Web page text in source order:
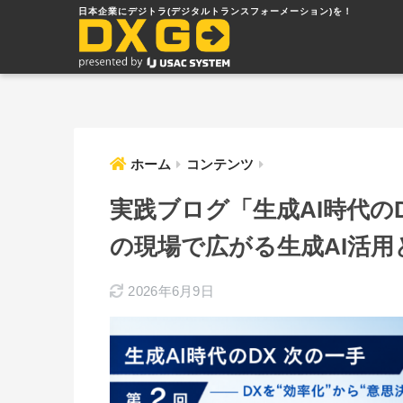
ホーム コンテンツ
実践ブログ「生成AI時代
の現場で広がる生成AI
2026年6月9日